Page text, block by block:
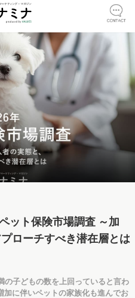
ット保険市場調査 ～加
ローチすべき潜在層とは
の子どもの数を上回っていると言わ
に伴いペットの家族化も進んでお